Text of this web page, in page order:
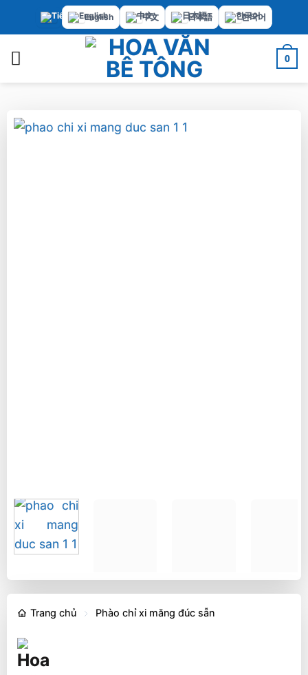
dung
English 中文 日本語 한국어
0
Trang chủ Phào chỉ xi măng đúc sẵn